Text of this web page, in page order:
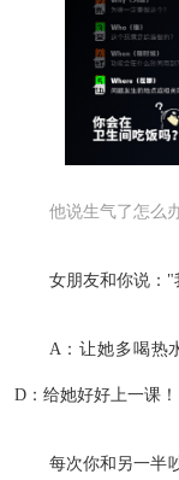
他说生气了怎么
女朋友和你说："
A：让她多喝热
D：给她好好上一课！
每次你和另一半